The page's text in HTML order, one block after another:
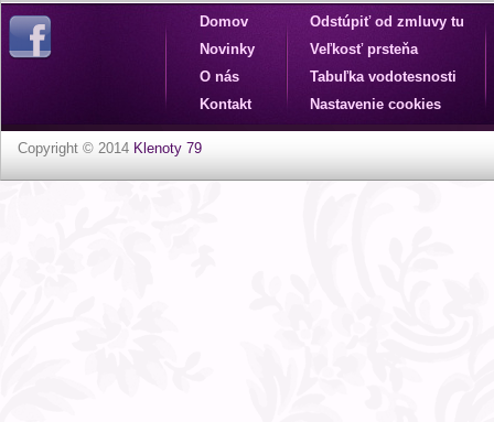
Domov
Novinky
O nás
Kontakt
Odstúpiť od zmluvy tu
Veľkosť prsteňa
Tabuľka vodotesnosti
Nastavenie cookies
Copyright © 2014 Klenoty 79